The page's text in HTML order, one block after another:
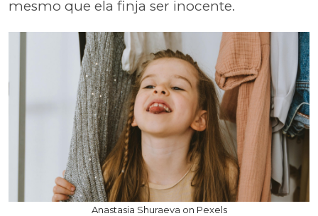
mesmo que ela finja ser inocente.
Anastasia Shuraeva on Pexels